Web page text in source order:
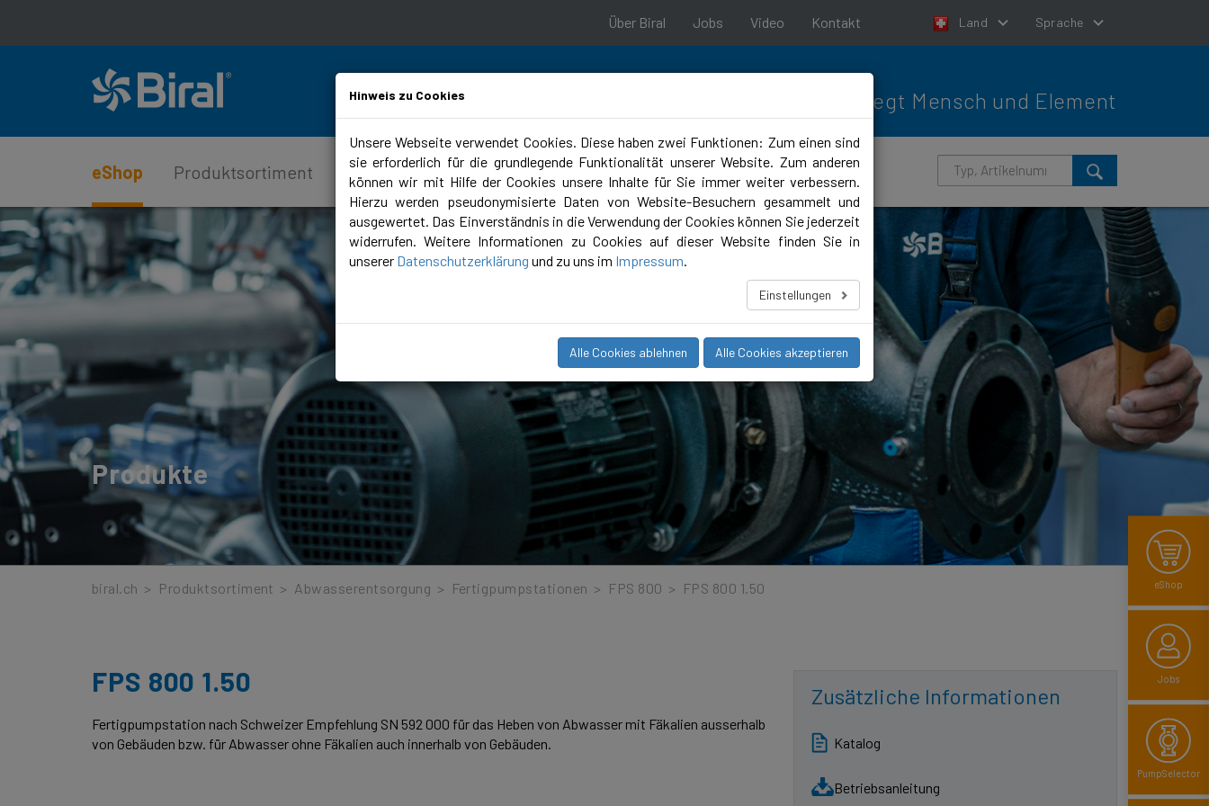
Land Sprache
Über Biral Jobs Video Kontakt
Bewegt Mensch und Element
eShop Produktsortiment Service & Support Planungstools Campus
eShop
Jobs
Pump­Selector
Produkte
biral.ch > Produktsortiment > Abwasserentsorgung > Fertigpumpstationen > FPS 800 > FPS 800 1.50
FPS 800 1.50
Fertigpumpstation nach Schweizer Empfehlung SN 592 000 für das Heben von Abwasser mit Fäkalien ausserhalb
von Gebäuden bzw. für Abwasser ohne Fäkalien auch innerhalb von Gebäuden.
Zusätzliche Informationen
Katalog
Betriebsanleitung
Hinweis zu Cookies
Unsere Webseite verwendet Cookies. Diese haben zwei Funktionen: Zum einen sind
sie erforderlich für die grundlegende Funktionalität unserer Website. Zum anderen
können wir mit Hilfe der Cookies unsere Inhalte für Sie immer weiter verbessern.
Hierzu werden pseudonymisierte Daten von Website-Besuchern gesammelt und
ausgewertet. Das Einverständnis in die Verwendung der Cookies können Sie jederzeit
widerrufen. Weitere Informationen zu Cookies auf dieser Website finden Sie in
unserer Datenschutzerklärung und zu uns im Impressum.
Einstellungen
Alle Cookies ablehnen Alle Cookies akzeptieren